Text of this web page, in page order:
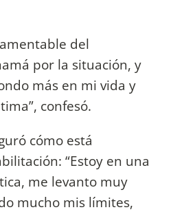
del
por la situación, y
más en mi vida y
confesó.
cómo está
“Estoy en una
me levanto muy
mucho mis límites,